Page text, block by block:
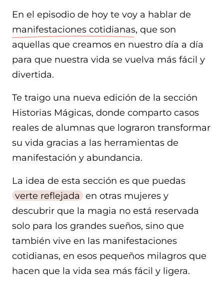
En el episodio de hoy te voy a hablar de
manifestaciones cotidianas, que son
aquellas que creamos en nuestro día a día
para que nuestra vida se vuelva más fácil y
divertida.
Te traigo una nueva edición de la sección
Historias Mágicas, donde comparto casos
reales de alumnas que lograron transformar
su vida gracias a las herramientas de
manifestación y abundancia.
La idea de esta sección es que puedas
verte reflejada en otras mujeres y
descubrir que la magia no está reservada
solo para los grandes sueños, sino que
también vive en las manifestaciones
cotidianas, en esos pequeños milagros que
hacen que la vida sea más fácil y ligera.